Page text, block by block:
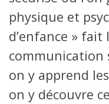
physique et
d’enfance »
communication
on y apprend
on y découvre